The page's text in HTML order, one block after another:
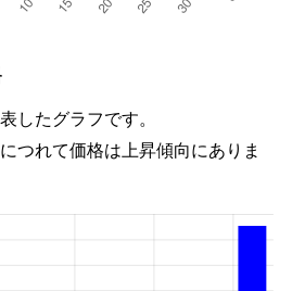
したグラフです。
つれて価格は上昇傾向にありま